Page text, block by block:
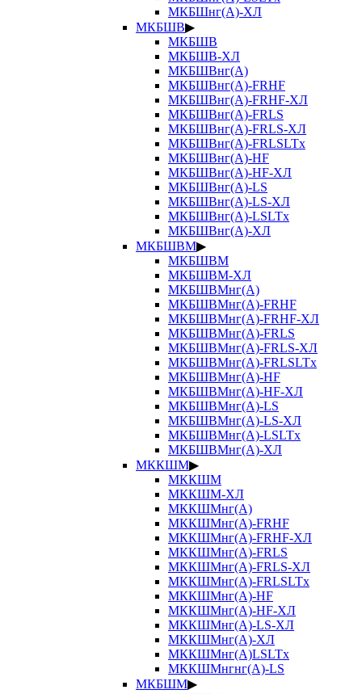
МКБШнг(А)-ХЛ
МКБШВ▶
МКБШВ
МКБШВ-ХЛ
МКБШВнг(А)
МКБШВнг(А)-FRHF
МКБШВнг(А)-FRHF-ХЛ
МКБШВнг(А)-FRLS
МКБШВнг(А)-FRLS-ХЛ
МКБШВнг(А)-FRLSLTx
МКБШВнг(А)-HF
МКБШВнг(А)-HF-ХЛ
МКБШВнг(А)-LS
МКБШВнг(А)-LS-ХЛ
МКБШВнг(А)-LSLTx
МКБШВнг(А)-ХЛ
МКБШВМ▶
МКБШВМ
МКБШВМ-ХЛ
МКБШВМнг(А)
МКБШВМнг(А)-FRHF
МКБШВМнг(А)-FRHF-ХЛ
МКБШВМнг(А)-FRLS
МКБШВМнг(А)-FRLS-ХЛ
МКБШВМнг(А)-FRLSLTx
МКБШВМнг(А)-HF
МКБШВМнг(А)-HF-ХЛ
МКБШВМнг(А)-LS
МКБШВМнг(А)-LS-ХЛ
МКБШВМнг(А)-LSLTx
МКБШВМнг(А)-ХЛ
МККШМ▶
МККШМ
МККШМ-ХЛ
МККШМнг(А)
МККШМнг(А)-FRHF
МККШМнг(А)-FRHF-ХЛ
МККШМнг(А)-FRLS
МККШМнг(А)-FRLS-ХЛ
МККШМнг(А)-FRLSLTx
МККШМнг(А)-HF
МККШМнг(А)-HF-ХЛ
МККШМнг(А)-LS-ХЛ
МККШМнг(А)-ХЛ
МККШМнг(А)LSLTx
МККШМнгнг(А)-LS
МКБШМ▶